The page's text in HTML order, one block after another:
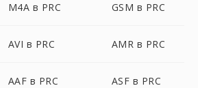
M4A в PRC GSM в PRC
AVI в PRC AMR в PRC
AAF в PRC ASF в PRC